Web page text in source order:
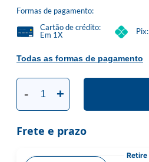
Formas de pagamento:
Todas as formas de pagamento
Cartão de crédito:
Em 1X
Pix:
- +
Frete e prazo